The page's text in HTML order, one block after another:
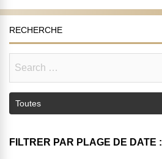
RECHERCHE
FILTRER PAR PLAGE DE DATE :